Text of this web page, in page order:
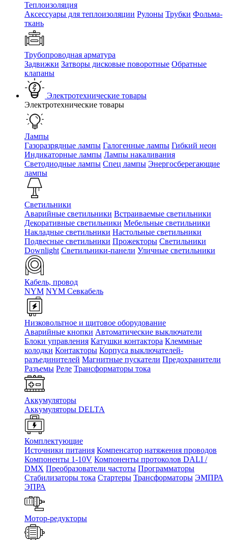
Теплоизоляция
Аксессуары для теплоизоляции Рулоны Трубки Фольма-
ткань
Трубопроводная арматура
Задвижки Затворы дисковые поворотные Обратные
клапаны
Электротехнические товары
Электротехнические товары
Лампы
Газоразрядные лампы Галогенные лампы Гибкий неон
Индикаторные лампы Лампы накаливания
Светодиодные лампы Спец лампы Энергосберегающие
лампы
Светильники
Аварийные светильники Встраиваемые светильники
Декоративные светильники Мебельные светильники
Накладные светильники Настольные светильники
Подвесные светильники Прожекторы Светильники
Downlight Светильники-панели Уличные светильники
Кабель, провод
NYM NYM Севкабель
Низковольтное и щитовое оборудование
Аварийные кнопки Автоматические выключатели
Блоки управления Катушки контактора Клеммные
колодки Контакторы Корпуса выключателей-
разъединителей Магнитные пускатели Предохранители
Разъемы Реле Трансформаторы тока
Аккумуляторы
Аккумуляторы DELTA
Комплектующие
Источники питания Компенсатор натяжения проводов
Компоненты 1-10V Компоненты протоколов DALI /
DMX Преобразователи частоты Программаторы
Стабилизаторы тока Стартеры Трансформаторы ЭМПРА
ЭПРА
Мотор-редукторы